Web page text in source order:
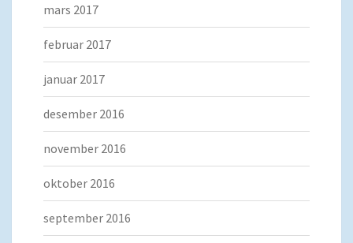
mars 2017
februar 2017
januar 2017
desember 2016
november 2016
oktober 2016
september 2016